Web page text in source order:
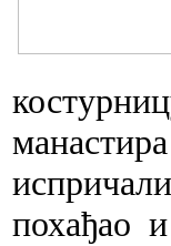
похађао